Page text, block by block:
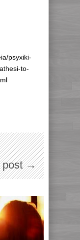
psyxiki-
to-
post →